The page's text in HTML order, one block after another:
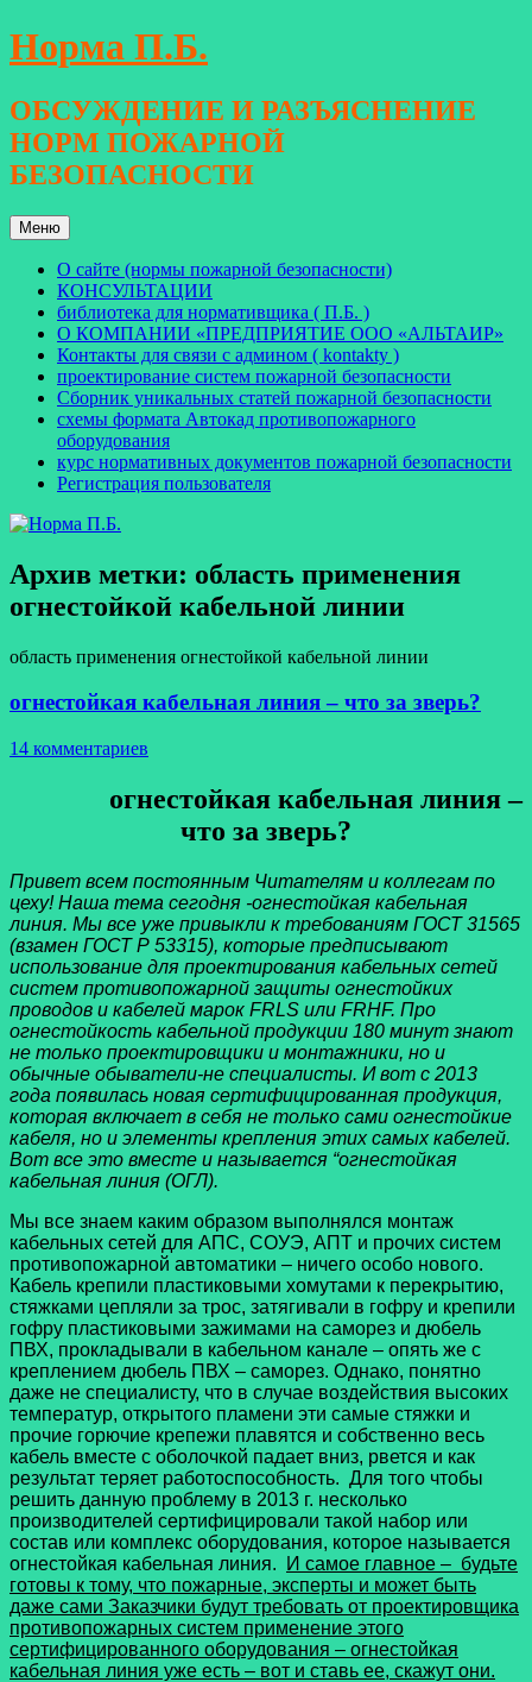
Перейти
к
Норма П.Б.
ОБСУЖДЕНИЕ И РАЗЪЯСНЕНИЕ
НОРМ ПОЖАРНОЙ
БЕЗОПАСНОСТИ
Меню
О сайте (нормы пожарной безопасности)
КОНСУЛЬТАЦИИ
библиотека для нормативщика ( П.Б. )
О КОМПАНИИ «ПРЕДПРИЯТИЕ ООО «АЛЬТАИР»
Контакты для связи с админом ( kontakty )
проектирование систем пожарной безопасности
Сборник уникальных статей пожарной безопасности
схемы формата Автокад противопожарного
оборудования
курс нормативных документов пожарной безопасности
Регистрация пользователя
Архив метки: область применения
огнестойкой кабельной линии
область применения огнестойкой кабельной линии
огнестойкая кабельная линия – что за зверь?
14 комментариев
огнестойкая кабельная линия –
что за зверь?
Привет всем постоянным Читателям и коллегам по
цеху! Наша тема сегодня -огнестойкая кабельная
линия. Мы все уже привыкли к требованиям ГОСТ 31565
(взамен ГОСТ Р 53315), которые предписывают
использование для проектирования кабельных сетей
систем противопожарной защиты огнестойких
проводов и кабелей марок FRLS или FRHF. Про
огнестойкость кабельной продукции 180 минут знают
не только проектировщики и монтажники, но и
обычные обыватели-не специалисты. И вот с 2013
года появилась новая сертифицированная продукция,
которая включает в себя не только сами огнестойкие
кабеля, но и элементы крепления этих самых кабелей.
Вот все это вместе и называется “огнестойкая
кабельная линия (ОГЛ).
Мы все знаем каким образом выполнялся монтаж
кабельных сетей для АПС, СОУЭ, АПТ и прочих систем
противопожарной автоматики – ничего особо нового.
Кабель крепили пластиковыми хомутами к перекрытию,
стяжками цепляли за трос, затягивали в гофру и крепили
гофру пластиковыми зажимами на саморез и дюбель
ПВХ, прокладывали в кабельном канале – опять же с
креплением дюбель ПВХ – саморез. Однако, понятно
даже не специалисту, что в случае воздействия высоких
температур, открытого пламени эти самые стяжки и
прочие горючие крепежи плавятся и собственно весь
кабель вместе с оболочкой падает вниз, рвется и как
результат теряет работоспособность. Для того чтобы
решить данную проблему в 2013 г. несколько
производителей сертифицировали такой набор или
состав или комплекс оборудования, которое называется
огнестойкая кабельная линия.
И самое главное – будьте
готовы к тому, что пожарные, эксперты и может быть
даже сами Заказчики будут требовать от проектировщика
противопожарных систем применение этого
сертифицированного оборудования – огнестойкая
кабельная линия уже есть – вот и ставь ее, скажут они.